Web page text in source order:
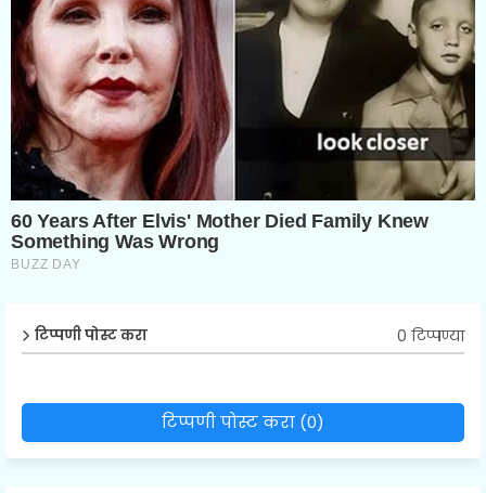
टिप्पणी पोस्ट करा 0 टिप्पण्या
टिप्पणी पोस्ट करा (0)